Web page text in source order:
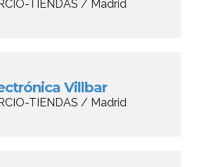
TIENDAS / Madrid
Villbar
TIENDAS / Madrid